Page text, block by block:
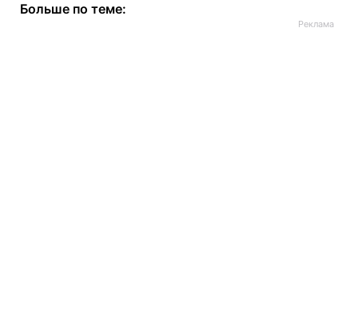
Больше по теме: